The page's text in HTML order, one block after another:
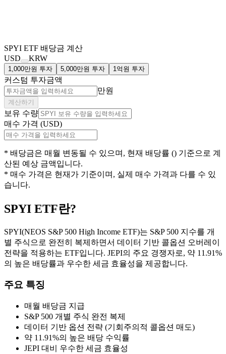
SPYI ETF 배당금 계산
USD
KRW
1,000만원 투자 5,000만원 투자 1억원 투자
커스텀 투자금액
만원
계산하기
보유 수량
매수 가격 (USD)
* 배당금은 매월 변동될 수 있으며, 현재 배당률 () 기준으로 계
산된 예상 금액입니다.
* 매수 가격은 현재가 기준이며, 실제 매수 가격과 다를 수 있
습니다.
SPYI ETF란?
SPYI(NEOS S&P 500 High Income ETF)는 S&P 500 지수를 개
별 주식으로 완전히 복제하면서 데이터 기반 콜옵션 오버레이
전략을 적용하는 ETF입니다. JEPI의 주요 경쟁자로, 약 11.91%
의 높은 배당률과 우수한 세금 효율성을 제공합니다.
주요 특징
매월 배당금 지급
S&P 500 개별 주식 완전 복제
데이터 기반 옵션 전략 (기회주의적 콜옵션 매도)
약 11.91%의 높은 배당 수익률
JEPI 대비 우수한 세금 효율성